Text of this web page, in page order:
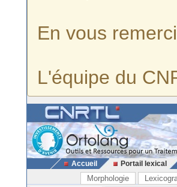
En vous
L'équipe du
Accueil Portail lexical
Morphologie